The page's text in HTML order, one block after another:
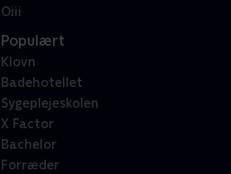
Oiii
Populært
Klovn
Badehotellet
Sygeplejeskolen
X Factor
Bachelor
Forræder